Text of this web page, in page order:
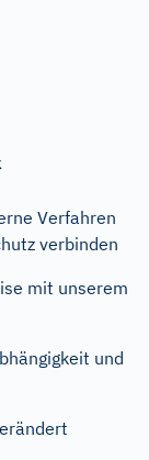
Verfahren
verbinden
mit unserem
und